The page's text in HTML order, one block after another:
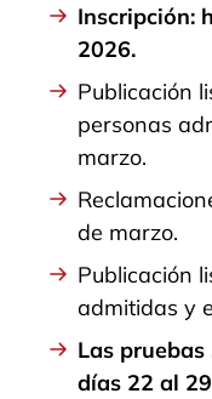
Inscripción:
2026.
Publicación
personas
marzo.
de marzo.
Publicación
admitidas y
Las
días 22 al